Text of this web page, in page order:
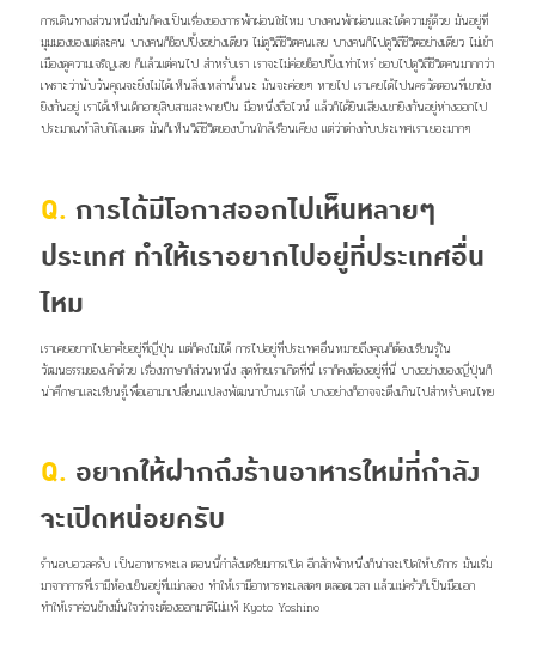
การเดินทางส่วนหนึ่งมันก็คงเป็นเรื่องของการพักผ่อนใช่ไหม บางคนพักผ่อนและได้ความรู้ด้วย มันอยู่ที่
มุมมองของแต่ละคน บางคนก็ช็อปปิ้งอย่างเดียว ไม่ดูวิถีชีวิตคนเลย บางคนก็ไปดูวิถีชีวิตอย่างเดียว ไม่เข้า
เมืองดูความเจริญเลย ก็แล้วแต่คนไป สำหรับเรา เราจะไม่ค่อยช็อปปิ้งเท่าไหร่ ชอบไปดูวิถีชีวิตคนมากกว่า
เพราะว่านับวันคุณจะยิ่งไม่ได้เห็นสิ่งเหล่านั้นนะ มันจะค่อยๆ หายไป เราเคยได้ไปนครวัดตอนที่เขายัง
ยิงกันอยู่ เราได้เห็นเด็กอายุสิบสามสะพายปืน มือหนึ่งถือไวน์ แล้วก็ได้ยินเสียงเขายิงกันอยู่ห่างออกไป
ประมาณห้าสิบกิโลเมตร มันก็เห็นวิถีชีวิตของบ้านใกล้เรือนเคียง แต่ว่าต่างกับประเทศเราเยอะมากๆ
Q. การได้มีโอกาสออกไปเห็นหลายๆ
ประเทศ ทำให้เราอยากไปอยู่ที่ประเทศอื่น
ไหม
เราเคยอยากไปอาศัยอยู่ที่ญี่ปุ่น แต่ก็คงไม่ได้ การไปอยู่ที่ประเทศอื่นหมายถึงคุณก็ต้องเรียนรู้ใน
วัฒนธรรมของเค้าด้วย เรื่องภาษาก็ส่วนหนึ่ง สุดท้ายเราเกิดที่นี่ เราก็คงต้องอยู่ที่นี่บางอย่างของญี่ปุ่นก็
น่าศึกษาและเรียนรู้เพื่อเอามาเปลี่ยนแปลงพัฒนาบ้านเราได้ บางอย่างก็อาจจะตึงเกินไปสำหรับคนไทย
Q. อยากให้ฝากถึงร้านอาหารใหม่ที่กำลัง
จะเปิดหน่อยครับ
ร้านอบอวลครับ เป็นอาหารทะเล ตอนนี้กำลังเตรียมการเปิด อีกสักพักหนึ่งก็น่าจะเปิดให้บริการ มันเริ่ม
มาจากการที่เรามีห้องเย็นอยู่ที่แม่กลอง ทำให้เรามีอาหารทะเลสดๆ ตลอดเวลา แล้วแม่ครัวก็เป็นมือเอก
ทำให้เราค่อนข้างมั่นใจว่าจะต้องออกมาดีไม่แพ้ Kyoto Yoshino